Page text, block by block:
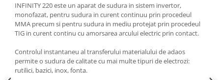
Accesorii masini de spalat &
uscatoare
Masini automate de spalat rufe
Masini de spalat rufe cu uscator
Masini de spalat rufe verticale
Uscatoare de rufe
INFINITY 220 este un aparat de sudura in sistem invertor,
monofazat, pentru sudura in curent continuu prin procedeul
MMA precum si pentru sudura in mediu protejat prin procedeul
TIG in curent continu cu amorsarea arcului electric prin contact.
Controlul instantaneu al transferului materialului de adaos
permite o sudura de calitate cu mai multe tipuri de electrozi:
rutilici, bazici, inox, fonta.